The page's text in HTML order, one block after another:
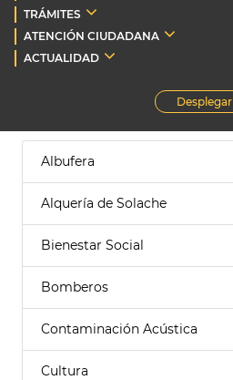
TRÁMITES
ATENCIÓN CIUDADANA
ACTUALIDAD
Desplegar
Albufera
Alquería de Solache
Bienestar Social
Bomberos
Contaminación Acústica
Cultura